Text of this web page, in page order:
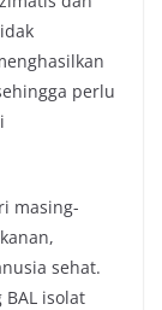
perlu
masing-
sehat.
isolat